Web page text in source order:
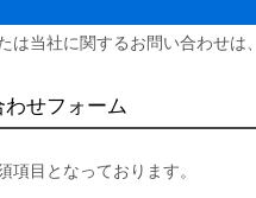
は当社に関するお問い合わせ
わせフォーム
項目となっております。